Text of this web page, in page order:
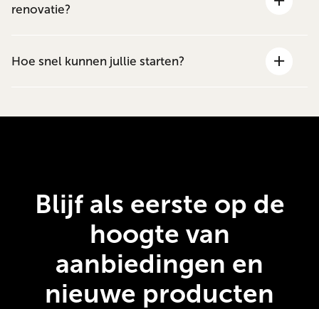
renovatie?
Hoe snel kunnen jullie starten?
Blijf als eerste op de
hoogte van
aanbiedingen en
nieuwe producten